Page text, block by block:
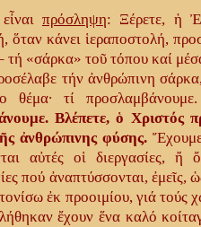
πρόσληψη: Ξέρετε, ἡ
ὅταν κάνει ἱεραποστολή,
τή «σάρκα» τοῦ τόπου καί
τήν ἀνθρώπινη
θέμα· τί
Βλέπετε, ὁ Χριστός
ἀνθρώπινης φύσης.Ἔχουμε
αὐτές οἱ διεργασίες,
πού ἀναπτύσσονται, ἐμεῖς,
ἐκ προοιμίου, γιά τούς
ἔχουν ἕνα καλό